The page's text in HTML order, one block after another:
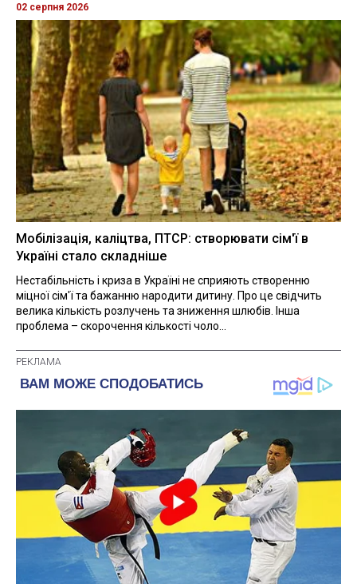
02 серпня 2026
Мобілізація, каліцтва, ПТСР: створювати сім'ї в
Україні стало складніше
Нестабільність і криза в Україні не сприяють створенню
міцної сім'ї та бажанню народити дитину. Про це свідчить
велика кількість розлучень та зниження шлюбів. Інша
проблема – скорочення кількості чоло...